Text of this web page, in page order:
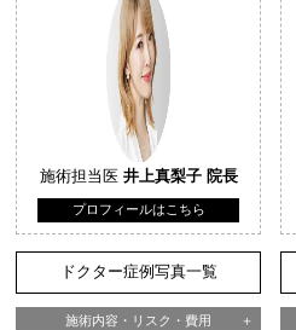
施術担当医 井上真梨子 院長
プロフィールはこちら
ドクター症例写真一覧
施術内容・リスク・費用